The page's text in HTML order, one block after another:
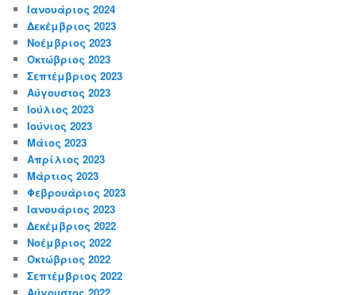
Ιανουάριος 2024
Δεκέμβριος 2023
Νοέμβριος 2023
Οκτώβριος 2023
Σεπτέμβριος 2023
Αύγουστος 2023
Ιούλιος 2023
Ιούνιος 2023
Μάιος 2023
Απρίλιος 2023
Μάρτιος 2023
Φεβρουάριος 2023
Ιανουάριος 2023
Δεκέμβριος 2022
Νοέμβριος 2022
Οκτώβριος 2022
Σεπτέμβριος 2022